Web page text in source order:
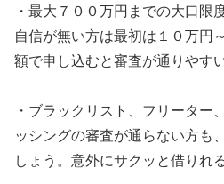
・最大７００万円までの大口限
自信が無い方は最初は１０万円
額で申し込むと審査が通りやす
・ブラックリスト、フリーター
ッシングの審査が通らない方も
しょう。意外にサクッと借りれ